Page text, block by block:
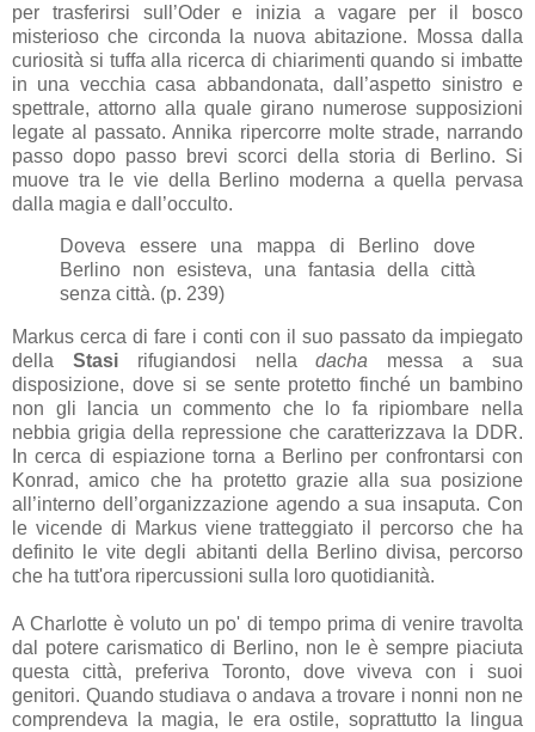
per trasferirsi sull’Oder e inizia a vagare per il bosco
misterioso che circonda la nuova abitazione. Mossa dalla
curiosità si tuffa alla ricerca di chiarimenti quando si imbatte
in una vecchia casa abbandonata, dall’aspetto sinistro e
spettrale, attorno alla quale girano numerose supposizioni
legate al passato. Annika ripercorre molte strade, narrando
passo dopo passo brevi scorci della storia di Berlino. Si
muove tra le vie della Berlino moderna a quella pervasa
dalla magia e dall’occulto.
Doveva essere una mappa di Berlino dove
Berlino non esisteva, una fantasia della città
senza città. (p. 239)
Markus cerca di fare i conti con il suo passato da impiegato
della Stasirifugiandosi nelladacha messa a sua
disposizione, dove si se sente protetto finché un bambino
non gli lancia un commento che lo fa ripiombare nella
nebbia grigia della repressione che caratterizzava la DDR.
In cerca di espiazione torna a Berlino per confrontarsi con
Konrad, amico che ha protetto grazie alla sua posizione
all’interno dell’organizzazione agendo a sua insaputa. Con
le vicende di Markus viene tratteggiato il percorso che ha
definito le vite degli abitanti della Berlino divisa, percorso
che ha tutt'ora ripercussioni sulla loro quotidianità.
A Charlotte è voluto un po' di tempo prima di venire travolta
dal potere carismatico di Berlino, non le è sempre piaciuta
questa città, preferiva Toronto, dove viveva con i suoi
genitori. Quando studiava o andava a trovare i nonni non ne
comprendeva la magia, le era ostile, soprattutto la lingua